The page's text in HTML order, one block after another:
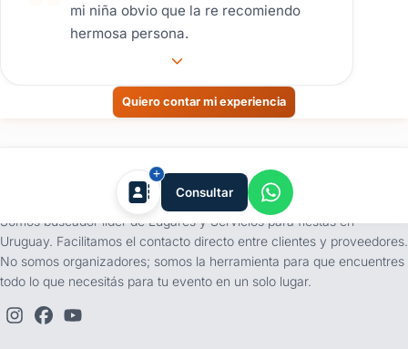
mi niña obvio que la re recomiendo
hermosa persona.
Quiero contar mi experiencia
Consultar
tufiesta.com.uy
Somos buscador líder de Lugares y Servicios para fiestas en
Uruguay. Facilitamos el contacto directo entre clientes y proveedores.
No somos organizadores; somos la herramienta para que encuentres
todo lo que necesitás para tu evento en un solo lugar.